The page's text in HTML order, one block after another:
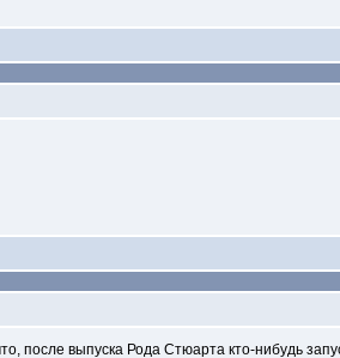
после выпуска Рода Стюарта кто-нибудь